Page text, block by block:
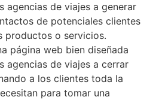
agencias de viajes a generar
de potenciales clientes
productos o servicios.
página web bien diseñada
agencias de viajes a cerrar
a los clientes toda la
para tomar una